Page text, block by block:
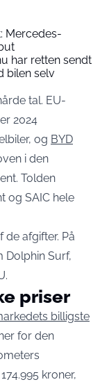
Mercedes-
har retten sendt
bilen selv
tal. EU-
2024
og BYD
i den
Tolden
og SAIC hele
de afgifter. På
Surf,
priser
billigste
for den
kroner,